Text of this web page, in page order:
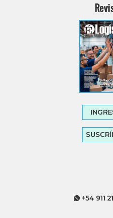
+54 911